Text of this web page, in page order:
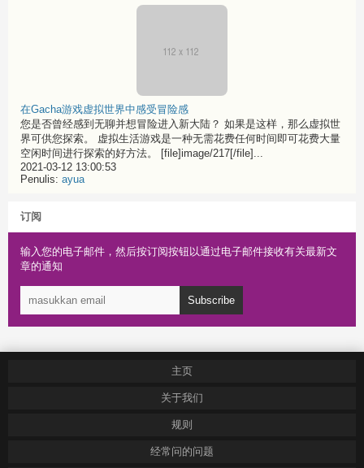
在Gacha游戏虚拟世界中感受冒险感
您是否曾经感到无聊并想冒险进入新大陆？ 如果是这样，那么虚拟世
界可供您探索。 虚拟生活游戏是一种无需花费任何时间即可花费大量
空闲时间进行探索的好方法。 [file]image/217[/file]...
2021-03-12 13:00:53
Penulis: ayua
订阅
输入您的电子邮件，然后按订阅按钮以通过电子邮件接收有关最新文
章的通知
Subscribe
主页
关于我们
规则
经常问的问题